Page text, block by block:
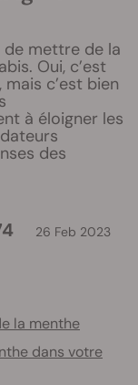
de mettre de la
Oui, c’est
c’est bien
à éloigner les
des
26 Feb 2023
la menthe
dans votre